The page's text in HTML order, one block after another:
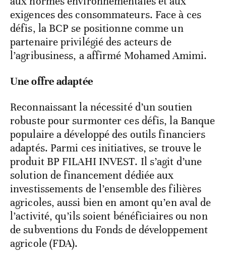
exigences des consommateurs. Face à ces
défis, la BCP se positionne comme un
partenaire privilégié des acteurs de
l’agribusiness, a affirmé Mohamed Amimi.
Une offre adaptée
Reconnaissant la nécessité d’un soutien
robuste pour surmonter ces défis, la Banque
populaire a développé des outils financiers
adaptés. Parmi ces initiatives, se trouve le
produit BP FILAHI INVEST. Il s’agit d’une
solution de financement dédiée aux
investissements de l’ensemble des filières
agricoles, aussi bien en amont qu’en aval de
l’activité, qu’ils soient bénéficiaires ou non
de subventions du Fonds de développement
agricole (FDA).